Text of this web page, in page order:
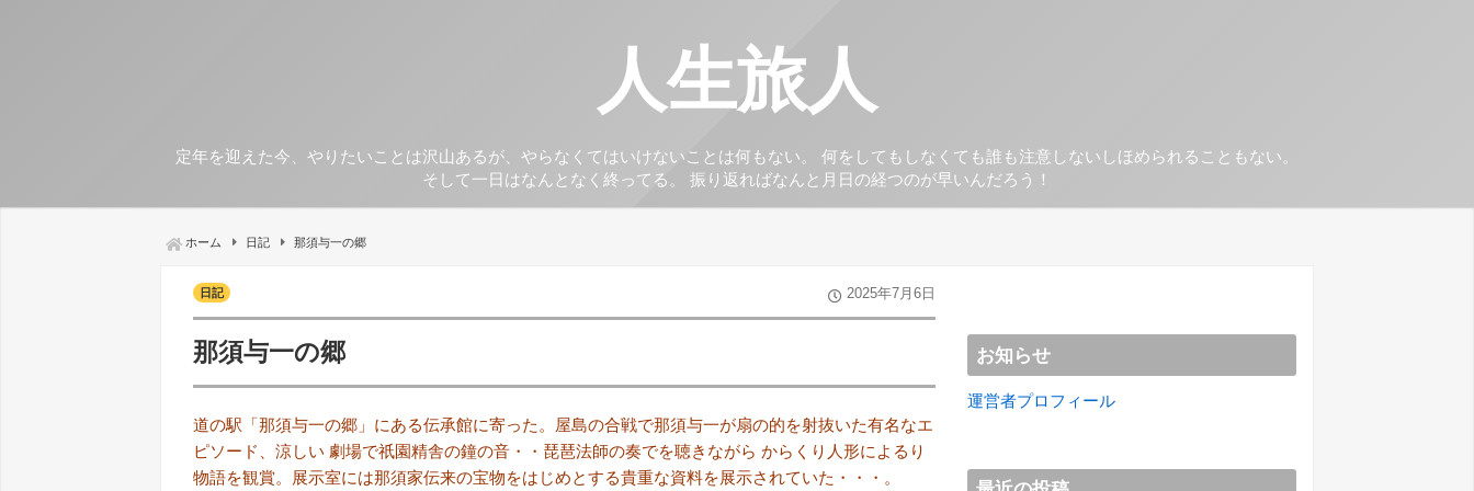
人生旅人
定年を迎えた今、やりたいことは沢山あるが、やらなくてはいけないことは何もない。 何をしてもしなくても誰も注意しないしほめられることもない。
そして一日はなんとなく終ってる。 振り返ればなんと月日の経つのが早いんだろう！
ホーム 日記 那須与一の郷
日記 2025年7月6日
那須与一の郷
道の駅「那須与一の郷」にある伝承館に寄った。屋島の合戦で那須与一が扇の的を射抜いた有名なエ
ピソード、涼しい 劇場で祇園精舎の鐘の音・・琵琶法師の奏でを聴きながら からくり人形によるり
物語を観賞。展示室には那須家伝来の宝物をはじめとする貴重な資料を展示されていた・・・。
お知らせ
運営者プロフィール